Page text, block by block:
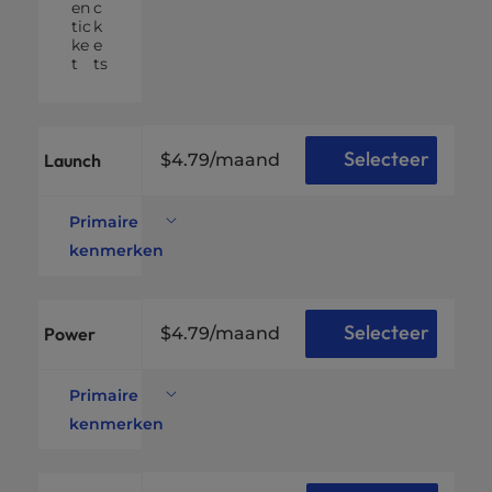
en
tic
ke
t
c
k
e
ts
Launch $4.79/maand Selecteer
Primaire
kenmerken
websit
Schijfr
GB
Me
Power $4.79/maand Selecteer
Primaire
kenmerken